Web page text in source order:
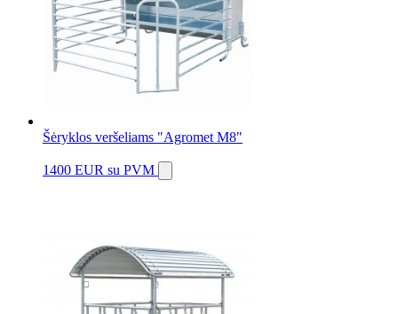
Šėryklos veršeliams "Agromet M8"
1400 EUR su PVM